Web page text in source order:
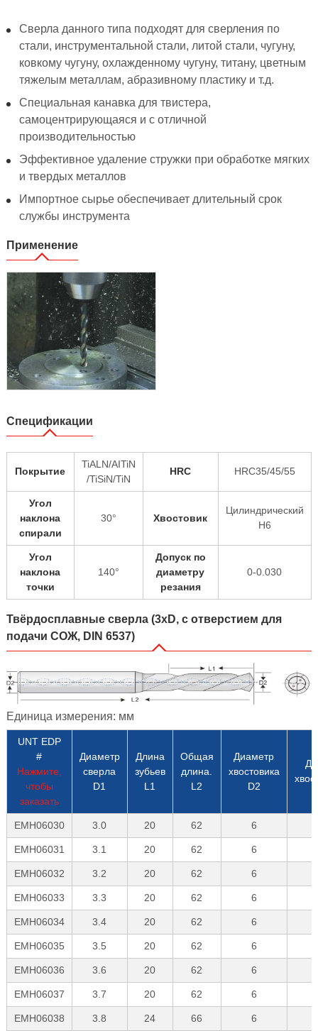
Сверла данного типа подходят для сверления по
стали, инструментальной стали, литой стали, чугуну,
ковкому чугуну, охлажденному чугуну, титану, цветным
тяжелым металлам, абразивному пластику и т.д.
Специальная канавка для твистера,
самоцентрирующаяся и с отличной
производительностью
Эффективное удаление стружки при обработке мягких
и твердых металлов
Импортное сырье обеспечивает длительный срок
службы инструмента
Применение
Спецификации
Покрытие
TiALN/AITiN
/TiSiN/TiN
HRC HRC35/45/55
Угол
наклона
спирали
30° Хвостовик
Цилиндрический
H6
Угол
наклона
точки
140°
Допуск по
диаметру
резания
0-0.030
Твёрдосплавные сверла (3xD, с отверстием для
подачи СОЖ, DIN 6537)
Единица измерения: мм
UNT EDP
#
Нажмите,
чтобы
заказать
Диаметр
сверла
D1
Длина
зубьев
L1
Общая
длина.
L2
Диаметр
хвостовика
D2
EMH06030 3.0 20 62 6
EMH06031 3.1 20 62 6
EMH06032 3.2 20 62 6
EMH06033 3.3 20 62 6
EMH06034 3.4 20 62 6
EMH06035 3.5 20 62 6
EMH06036 3.6 20 62 6
EMH06037 3.7 20 62 6
EMH06038 3.8 24 66 6